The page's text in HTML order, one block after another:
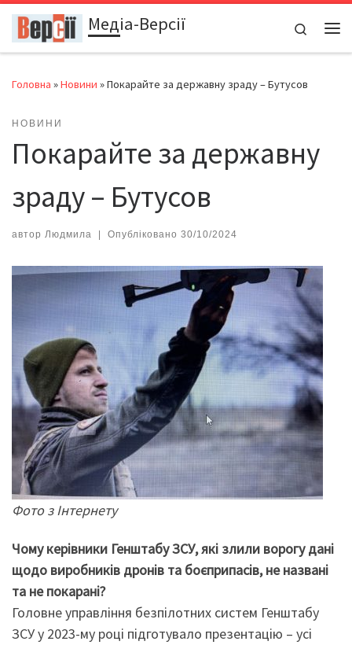
Перейти до вмістуМедіа-Версії
Search
Головна »Новини »Покарайте за державну зраду – Бутусов
НОВИНИ
Покарайте за державну
зраду – Бутусов
автор Людмила | Опубліковано 30/10/2024
Фото з Інтернету
Чому керівники Генштабу ЗСУ, які злили ворогу дані
щодо виробників дронів та боєприпасів, не названі
та не покарані?
Головне управління безпілотних систем Генштабу
ЗСУ у 2023-му році підготувало презентацію – усі